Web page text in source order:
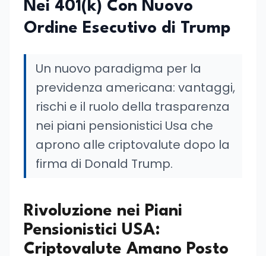
Nei 401(k) Con Nuovo
Ordine Esecutivo di Trump
Un nuovo paradigma per la
previdenza americana: vantaggi,
rischi e il ruolo della trasparenza
nei piani pensionistici Usa che
aprono alle criptovalute dopo la
firma di Donald Trump.
Rivoluzione nei Piani
Pensionistici USA:
Criptovalute Amano Posto